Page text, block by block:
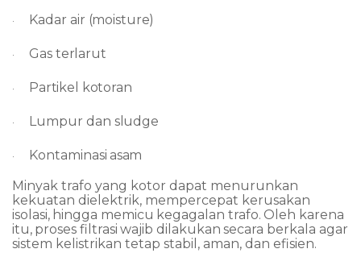
· Kadar air (moisture)
· Gas terlarut
· Partikel kotoran
· Lumpur dan sludge
· Kontaminasi asam
Minyak trafo yang kotor dapat menurunkan
kekuatan dielektrik, mempercepat kerusakan
isolasi, hingga memicu kegagalan trafo. Oleh karena
itu, proses filtrasi wajib dilakukan secara berkala agar
sistem kelistrikan tetap stabil, aman, dan efisien.